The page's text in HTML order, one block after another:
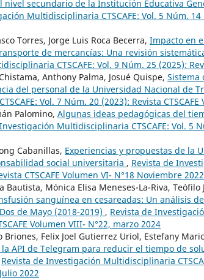
secundario de la Institución Educativa
Multidisciplinaria CTSCAFE: Vol. 5 Núm. 14
Torres, Jorge Luis Roca Becerra, Impacto en
de mercancías: Una revisión
CTSCAFE: Vol. 9 Núm. 25 (2025):
Anthony Palma, Josué Quispe, Sistema
del personal de la Universidad Nacional de
Vol. 7 Núm. 20 (2023): Revista
Palomino, Algunas ideas pedagógicas del
Multidisciplinaria CTSCAFE: Vol. 5
Cabanillas, Experiencias y propuestas de la
social universitaria , Revista de
CTSCAFE Volumen VI- N°18 Noviembre 2022
Bautista, Mónica Elisa Meneses-La-Riva, Teófilo
sanguínea en cesareadas: Un análisis
de Mayo (2018-2019) , Revista de
Volumen VIII- N°22, marzo 2024
Briones, Felix Joel Gutierrez Uriol, Estefany
la API de Telegram para reducir el tiempo de
Revista de Investigación Multidisciplinaria
2022